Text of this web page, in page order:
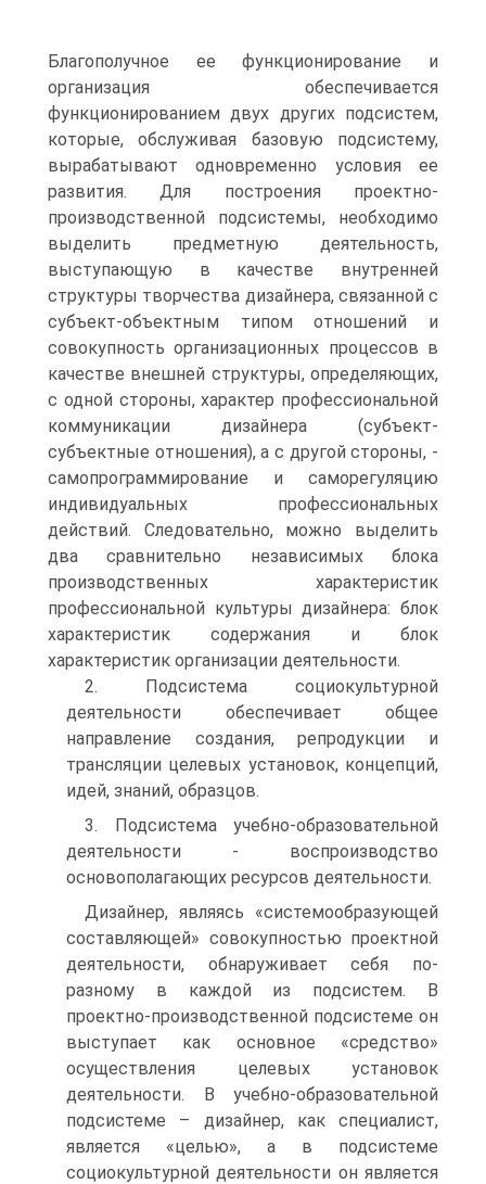
Благополучное ее функционирование и
организация обеспечивается
функционированием двух других подсистем,
которые, обслуживая базовую подсистему,
вырабатывают одновременно условия ее
развития. Для построения проектно-
производственной подсистемы, необходимо
выделить предметную деятельность,
выступающую в качестве внутренней
структуры творчества дизайнера, связанной с
субъект-объектным типом отношений и
совокупность организационных процессов в
качестве внешней структуры, определяющих,
с одной стороны, характер профессиональной
коммуникации дизайнера (субъект-
субъектные отношения), а с другой стороны, -
самопрограммирование и саморегуляцию
индивидуальных профессиональных
действий. Следовательно, можно выделить
два сравнительно независимых блока
производственных характеристик
профессиональной культуры дизайнера: блок
характеристик содержания и блок
характеристик организации деятельности.
2. Подсистема социокультурной
деятельности обеспечивает общее
направление создания, репродукции и
трансляции целевых установок, концепций,
идей, знаний, образцов.
3. Подсистема учебно-образовательной
деятельности - воспроизводство
основополагающих ресурсов деятельности.
Дизайнер, являясь «системообразующей
составляющей» совокупностью проектной
деятельности, обнаруживает себя по-
разному в каждой из подсистем. В
проектно-производственной подсистеме он
выступает как основное «средство»
осуществления целевых установок
деятельности. В учебно-образовательной
подсистеме – дизайнер, как специалист,
является «целью», а в подсистеме
социокультурной деятельности он является